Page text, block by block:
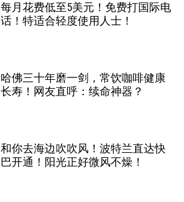
每月花费低至5美元！免费打国际电
话！特适合轻度使用人士！
哈佛三十年磨一剑，常饮咖啡健康
长寿！网友直呼：续命神器？
和你去海边吹吹风！波特兰直达快
巴开通！阳光正好微风不燥！